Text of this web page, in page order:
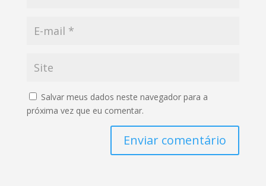
Salvar meus dados neste navegador para a
próxima vez que eu comentar.
Enviar comentário